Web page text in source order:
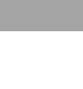
περιεχόμενο